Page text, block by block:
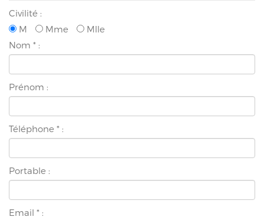
Civilité :
M
Mme
Mlle
Nom * :
Prénom :
Téléphone * :
Portable :
Email * :